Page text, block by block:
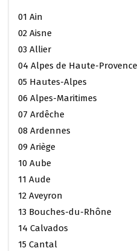
01 Ain
02 Aisne
03 Allier
04 Alpes de Haute-Provence
05 Hautes-Alpes
06 Alpes-Maritimes
07 Ardêche
08 Ardennes
09 Ariège
10 Aube
11 Aude
12 Aveyron
13 Bouches-du-Rhône
14 Calvados
15 Cantal